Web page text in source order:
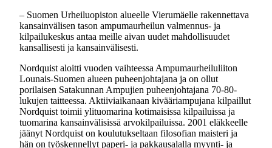
– Suomen Urheiluopiston alueelle Vierumäelle rakennettava
kansainvälisen tason ampumaurheilun valmennus- ja
kilpailukeskus antaa meille aivan uudet mahdollisuudet
kansallisesti ja kansainvälisesti.
Nordquist aloitti vuoden vaihteessa Ampumaurheiluliiton
Lounais-Suomen alueen puheenjohtajana ja on ollut
porilaisen Satakunnan Ampujien puheenjohtajana 70-80-
lukujen taitteessa. Aktiiviaikanaan kivääriampujana kilpaillut
Nordquist toimii ylituomarina kotimaisissa kilpailuissa ja
tuomarina kansainvälisissä arvokilpailuissa. 2001 eläkkeelle
jäänyt Nordquist on koulutukseltaan filosofian maisteri ja
hän on työskennellyt paperi- ja pakkausalalla myynti- ja